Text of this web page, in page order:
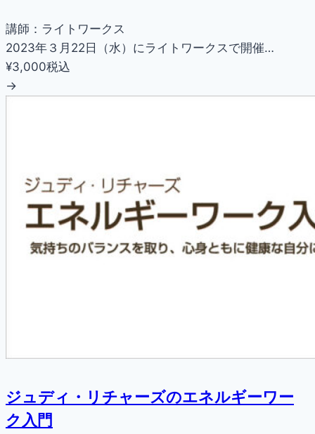
講師：ライトワークス
2023年３月22日（水）にライトワークスで開催…
¥3,000税込
→
ジュディ・リチャーズのエネルギーワー
ク入門